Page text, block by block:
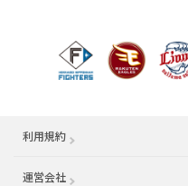
利用規約
運営会社 （別ウィンドウで開く）